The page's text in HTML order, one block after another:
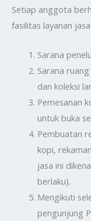
Setiap anggota
fasilitas layanan
Sarana
Sarana
dan koleksi
Pemesanan
untuk buka
Pembuatan
kopi,
jasa ini
berlaku).
Mengikuti
pengunjung